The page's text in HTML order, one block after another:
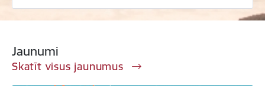
Jaunumi
Skatīt visus jaunumus